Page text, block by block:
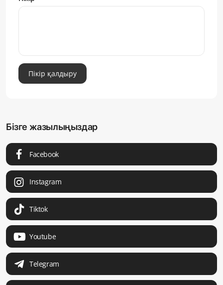
Пікір қалдыру
Бізге жазылыңыздар
Facebook
Instagram
Tiktok
Youtube
Telegram